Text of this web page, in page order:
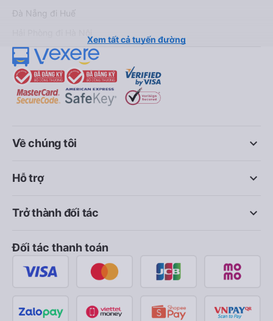
Đà Nẵng đi Huế
Xem tất cả tuyến đường
keyboard_arrow_down
Về chúng tôi
keyboard_arrow_down
Hỗ trợ
keyboard_arrow_down
Trở thành đối tác
Đối tác thanh toán